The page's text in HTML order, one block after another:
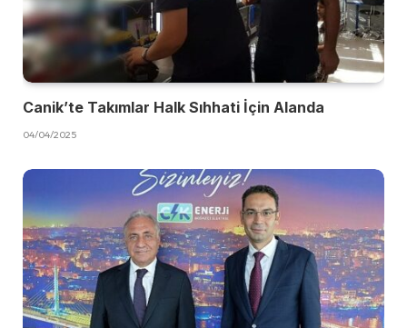
Canik’te Takımlar Halk Sıhhati İçin Alanda
04/04/2025